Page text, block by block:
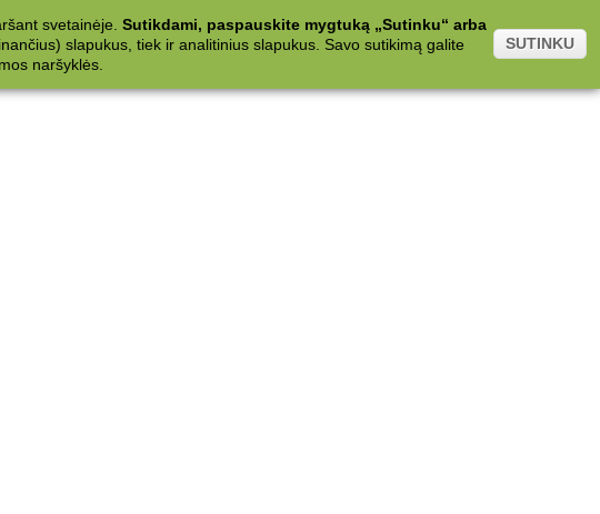
svetainėje. Sutikdami, paspauskite mygtuką „Sutinku“ arba
slapukus, tiek ir analitinius slapukus. Savo sutikimą galite
naršyklės.
SUTINKU